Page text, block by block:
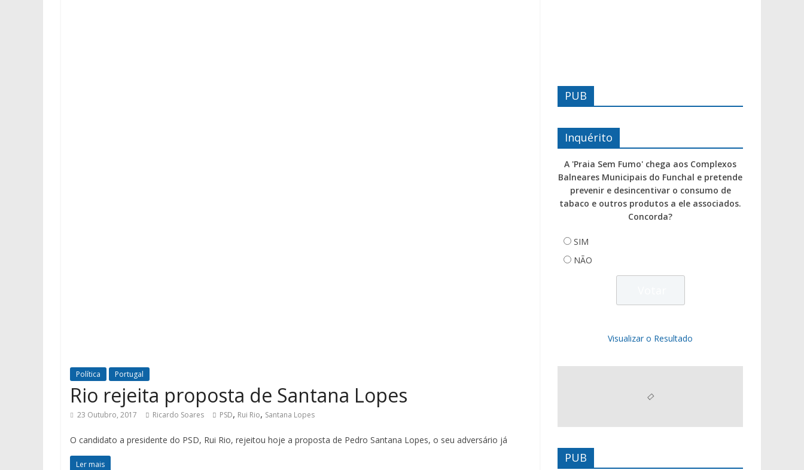
Política Portugal
Rio rejeita proposta de Santana Lopes
23 Outubro, 2017 Ricardo Soares PSD, Rui Rio, Santana Lopes
O candidato a presidente do PSD, Rui Rio, rejeitou hoje a proposta de Pedro Santana Lopes, o seu adversário já
Ler mais
PUB
Inquérito
A 'Praia Sem Fumo' chega aos Complexos
Balneares Municipais do Funchal e pretende
prevenir e desincentivar o consumo de
tabaco e outros produtos a ele associados.
Concorda?
SIM
NÃO
Visualizar o Resultado
PUB